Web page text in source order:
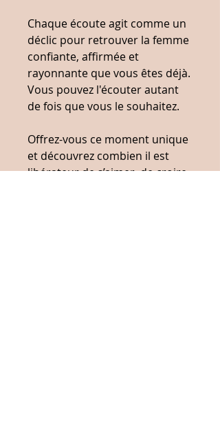
Chaque écoute agit comme un
déclic pour retrouver la femme
confiante, affirmée et
rayonnante que vous êtes déjà.
Vous pouvez l'écouter autant
de fois que vous le souhaitez.
Offrez-vous ce moment unique
et découvrez combien il est
libérateur de s’aimer, de croire